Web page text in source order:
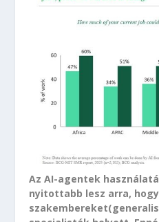
Az AI-agentek
nyitottabb lesz arra,